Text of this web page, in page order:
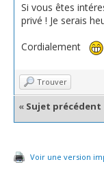
Si vous êtes
privé ! Je serais
Cordialement
Trouver
« Sujet précédent
Voir une version